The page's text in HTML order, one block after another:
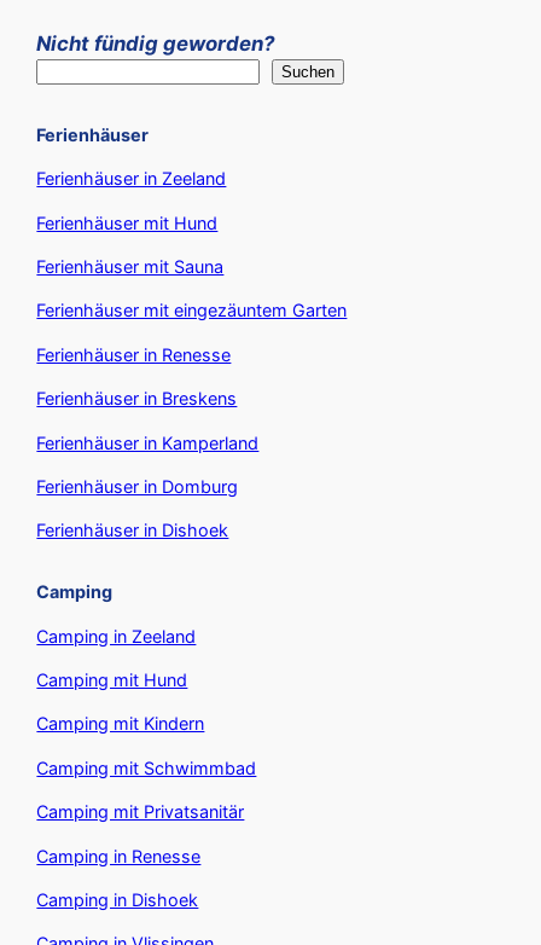
Nicht fündig geworden?
Suchen
Ferienhäuser
Ferienhäuser in Zeeland
Ferienhäuser mit Hund
Ferienhäuser mit Sauna
Ferienhäuser mit eingezäuntem Garten
Ferienhäuser in Renesse
Ferienhäuser in Breskens
Ferienhäuser in Kamperland
Ferienhäuser in Domburg
Ferienhäuser in Dishoek
Camping
Camping in Zeeland
Camping mit Hund
Camping mit Kindern
Camping mit Schwimmbad
Camping mit Privatsanitär
Camping in Renesse
Camping in Dishoek